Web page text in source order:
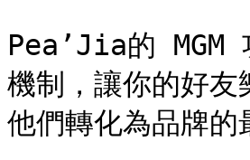
Pea’Jia的 MGM
機制，讓你的好友
他們轉化為品牌的